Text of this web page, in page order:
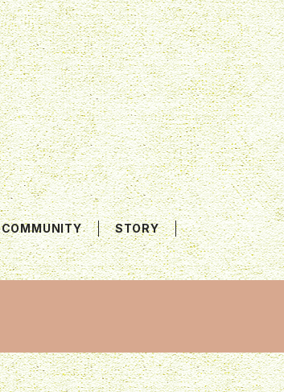
COMMUNITY STORY